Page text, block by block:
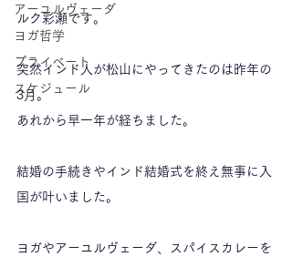
アーユルヴェーダ
ヨガ哲学
プライベート
スケジュール
ルク彩瀬です。
突然インド人が松山にやってきたのは昨年の
3月。
あれから早一年が経ちました。
結婚の手続きやインド結婚式を終え無事に入
国が叶いました。
ヨガやアーユルヴェーダ、スパイスカレーを